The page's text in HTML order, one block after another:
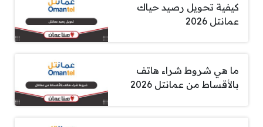
كيفية تحويل رصيد حياك
عمانتل 2026
ما هي شروط شراء هاتف
بالأقساط من عمانتل 2026